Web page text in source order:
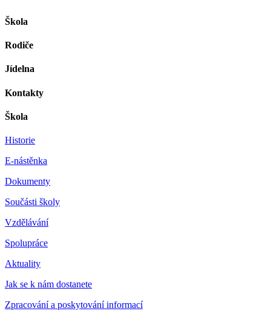
Škola
Rodiče
Jídelna
Kontakty
Škola
Historie
E-nástěnka
Dokumenty
Součásti školy
Vzdělávání
Spolupráce
Aktuality
Jak se k nám dostanete
Zpracování a poskytování informací